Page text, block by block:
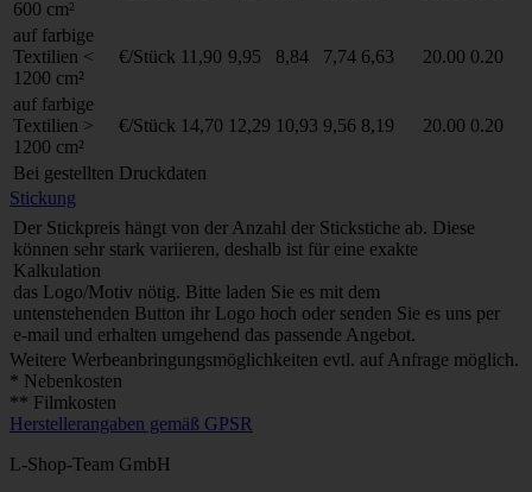
600 cm²
auf farbige
Textilien <
1200 cm²
€/Stück 11,90 9,95 8,84 7,74 6,63 20.00 0.20
auf farbige
Textilien >
1200 cm²
€/Stück 14,70 12,29 10,93 9,56 8,19 20.00 0.20
Bei gestellten Druckdaten
Stickung
Der Stickpreis hängt von der Anzahl der Stickstiche ab. Diese
können sehr stark variieren, deshalb ist für eine exakte
Kalkulation
das Logo/Motiv nötig. Bitte laden Sie es mit dem
untenstehenden Button ihr Logo hoch oder senden Sie es uns per
e-mail und erhalten umgehend das passende Angebot.
Weitere Werbeanbringungsmöglichkeiten evtl. auf Anfrage möglich.
* Nebenkosten
** Filmkosten
Herstellerangaben gemäß GPSR
L-Shop-Team GmbH